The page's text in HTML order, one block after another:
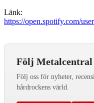
Länk:
https://open.spotify.com/
Följ Metalcentral
Följ oss för nyheter,
hårdrockens värld.